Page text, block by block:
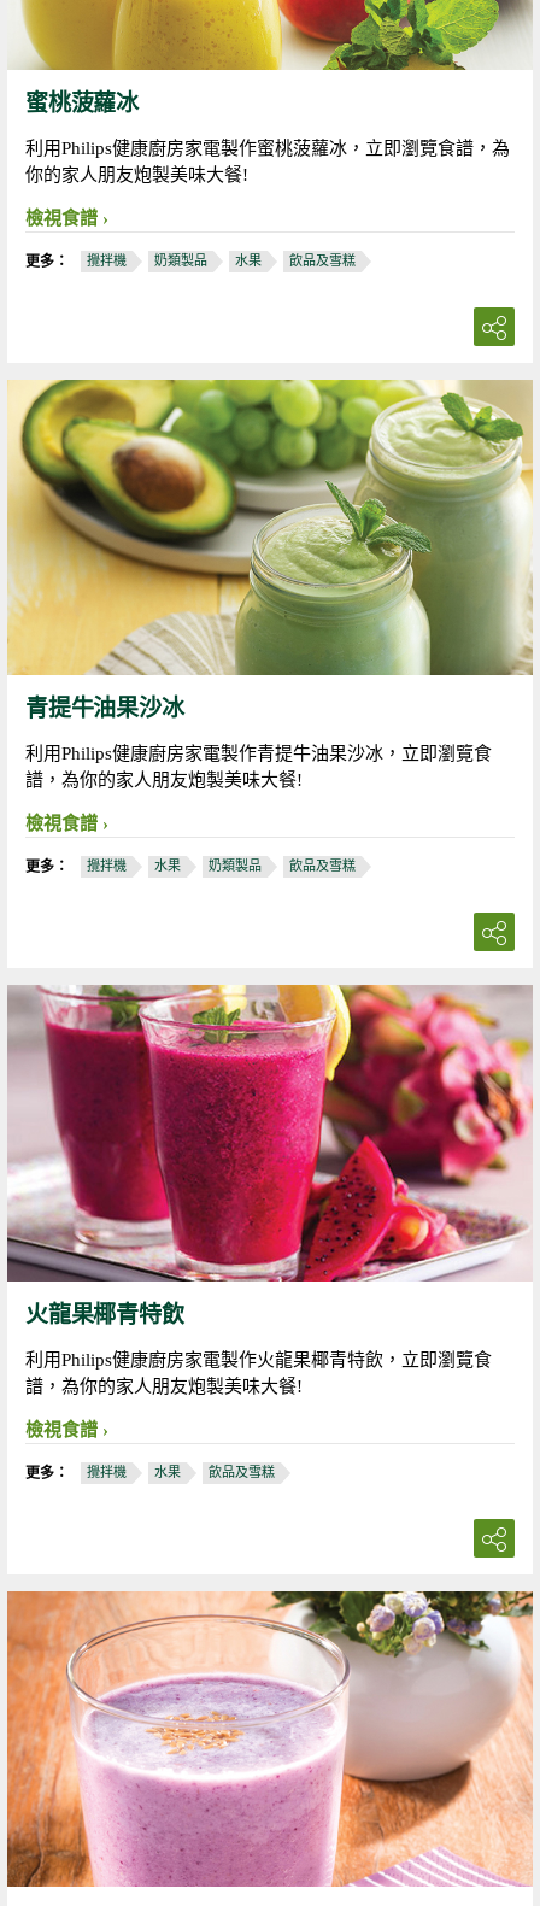
蜜桃菠蘿冰
利用Philips健康廚房家電製作蜜桃菠蘿冰，立即瀏覽食譜，為
你的家人朋友炮製美味大餐!
檢視食譜
更多： 攪拌機 奶類製品 水果 飲品及雪糕
青提牛油果沙冰
利用Philips健康廚房家電製作青提牛油果沙冰，立即瀏覽食
譜，為你的家人朋友炮製美味大餐!
檢視食譜
更多： 攪拌機 水果 奶類製品 飲品及雪糕
火龍果椰青特飲
利用Philips健康廚房家電製作火龍果椰青特飲，立即瀏覽食
譜，為你的家人朋友炮製美味大餐!
檢視食譜
更多： 攪拌機 水果 飲品及雪糕